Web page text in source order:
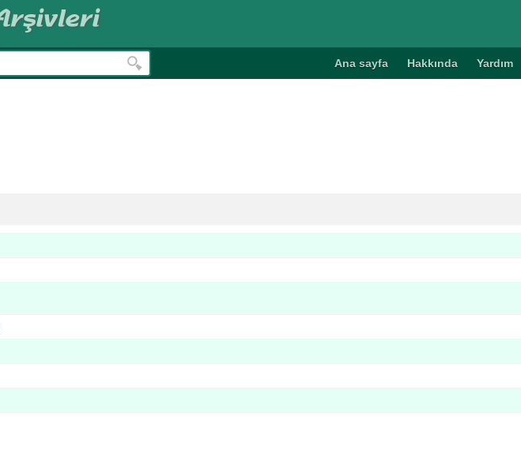
Ana sayfa Hakkında Yardım